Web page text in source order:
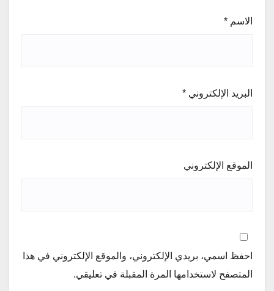
الاسم *
البريد الإلكتروني *
الموقع الإلكتروني
احفظ اسمي، بريدي الإلكتروني، والموقع الإلكتروني في هذا
المتصفح لاستخدامها المرة المقبلة في تعليقي.